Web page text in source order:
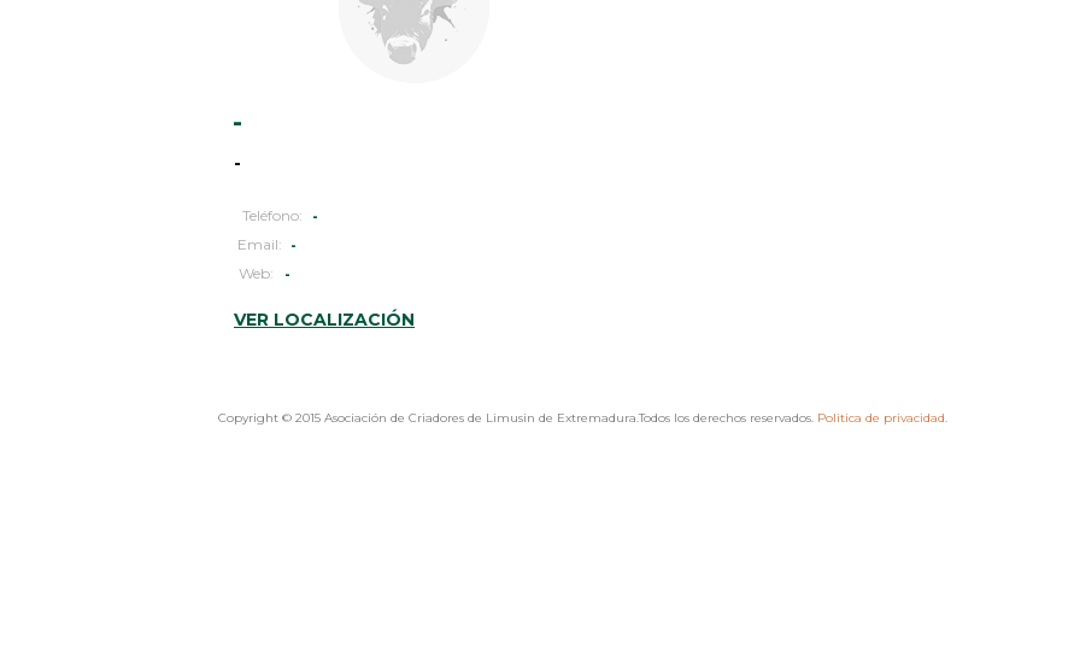
-
-
-
Teléfono:
-
Email:
-
Web:
VER LOCALIZACIÓN
Copyright © 2015 Asociación de Criadores de Limusin de Extremadura.Todos los derechos reservados. Politica de privacidad.